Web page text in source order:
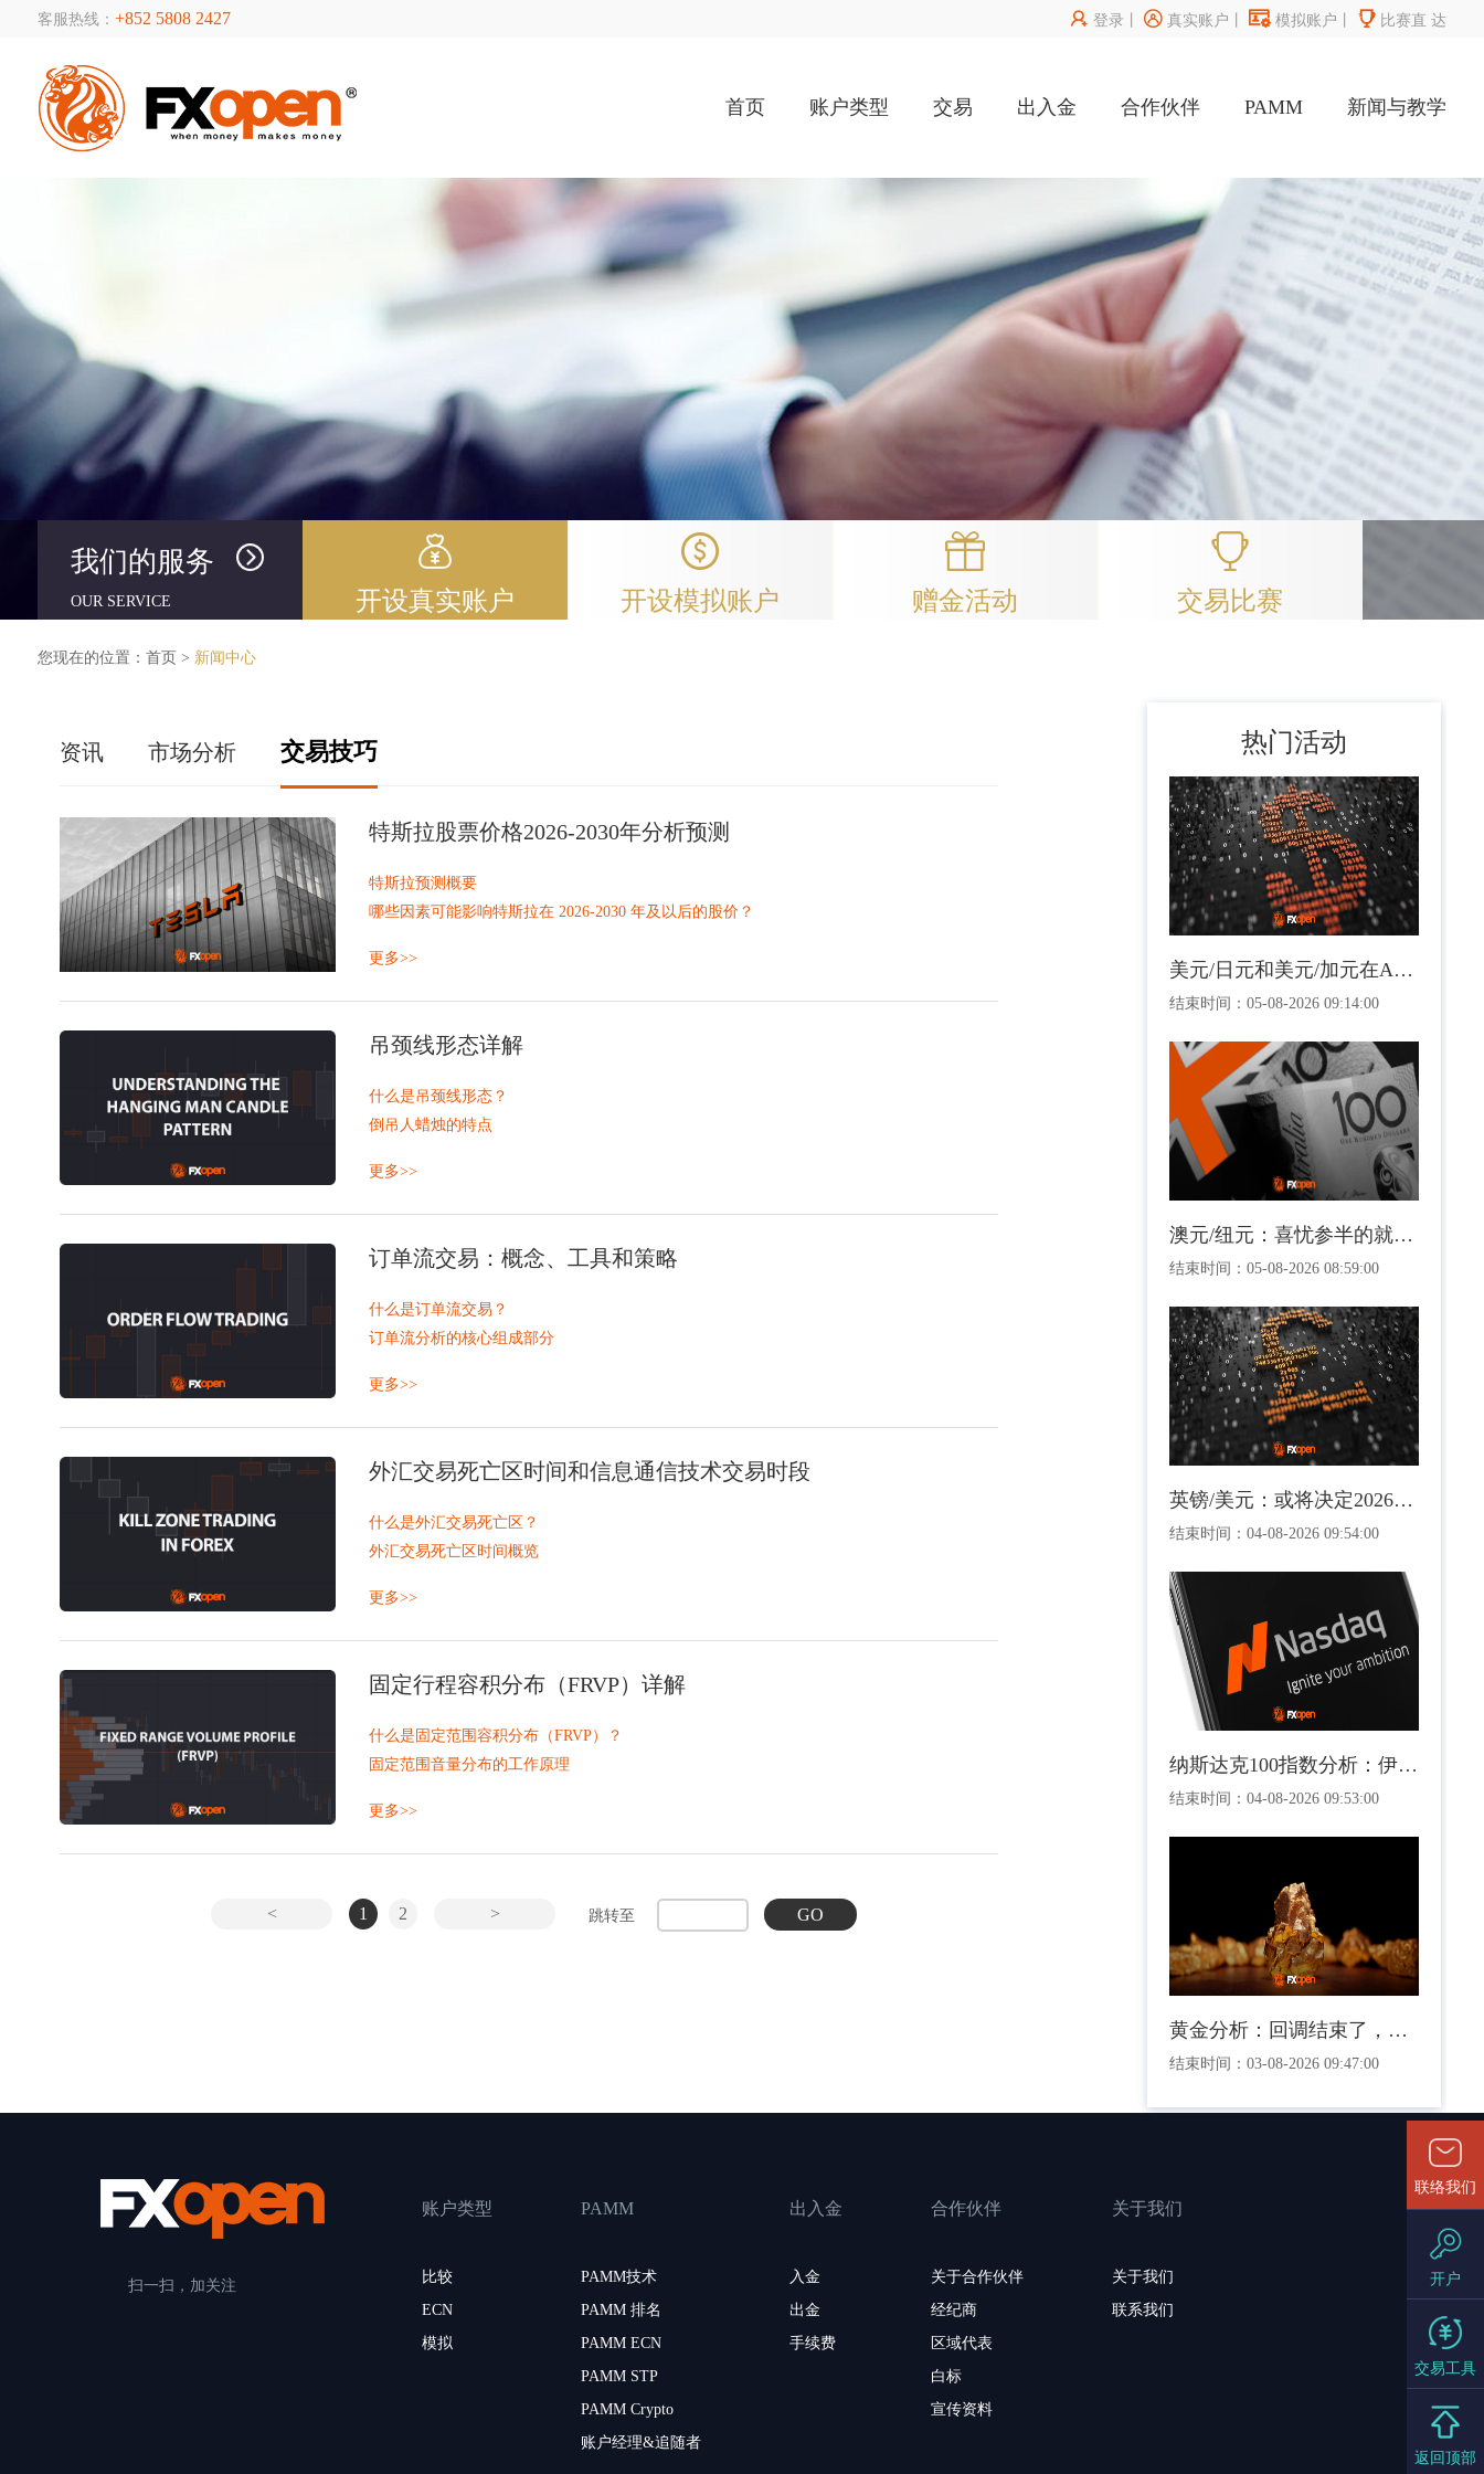
客服热线： +852 5808 2427  登录 丨 真实账户  模拟账户  比赛直 达
首页 账户类型 交易 出入金 合作伙伴 PAMM 新闻与教学
我们的服务
OUR SERVICE 开设真实账户 开设模拟账户 赠金活动 交易比赛
您现在的位置： 首页 > 新闻中心
资讯 市场分析 交易技巧
特斯拉股票价格2026-2030年分析预测
特斯拉预测概要
哪些因素可能影响特斯拉在 2026-2030 年及以后的股价？
特斯拉公司概况
特斯拉股价历史
更多>>
吊颈线形态详解
什么是吊颈线形态？
倒吊人蜡烛的特点
交易吊颈线形态
倒吊人图案的局限性
倒吊人图案可靠吗？
最后想说的话
常问问题
更多>>
订单流交易：概念、工具和策略
什么是订单流交易？
订单流分析的核心组成部分
要点总结
常问问题
势。它关注已执行订单、待执行订单、流动性、
更多>>
外汇交易死亡区时间和信息通信技术交易时段
什么是外汇交易死亡区？
外汇交易死亡区时间概览
杀戮区内的交易考量
杀戮区常见交易货币对
常问问题
更多>>
固定行程容积分布（FRVP）详解
什么是固定范围容积分布（FRVP）？
固定范围音量分布的工作原理
FRVP在市场分析中的应用
固定范围音量曲线与会话音量曲线与可视范围
FRVP示例：
更多>>
< 1 2 > 跳转至 GO
热门活动
美元/日元和美元/加元在ADP就业报告公布前盘整
结束时间：05-08-2026 09:14:00
澳元/纽元：喜忧参半的就业报告达到关键图表水平
结束时间：05-08-2026 08:59:00
英镑/美元：或将决定2026年剩余时间走势的三角关系
结束时间：04-08-2026 09:54:00
纳斯达克100指数分析：伊朗局势缓和提振科技股需求
结束时间：04-08-2026 09:53:00
黄金分析：回调结束了，还是只是在喘息？
结束时间：03-08-2026 09:47:00
扫一扫，加关注
账户类型
比较
ECN
模拟
PAMM
PAMM技术
PAMM 排名
PAMM ECN
PAMM STP
PAMM Crypto
账户经理&追随者
出入金
入金
出金
手续费
合作伙伴
关于合作伙伴
经纪商
区域代表
白标
宣传资料
关于我们
关于我们
联系我们
联络我们
开户
交易工具
返回顶部